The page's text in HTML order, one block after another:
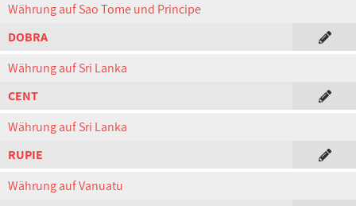
Währung auf Sao Tome und Principe
DOBRA
Währung auf Sri Lanka
CENT
Währung auf Sri Lanka
RUPIE
Währung auf Vanuatu